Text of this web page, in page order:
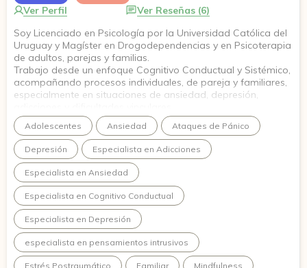
Ver Perfil
Ver Reseñas (6)
Soy Licenciado en Psicología por la Universidad Católica del
Uruguay y Magíster en Drogodependencias y en Psicoterapia
de adultos, parejas y familias.
Trabajo desde un enfoque Cognitivo Conductual y Sistémico,
acompañando procesos individuales, de pareja y familiares,
especialmente en situaciones de ansiedad, depresión,
Te ofrezco un espacio de escucha, respeto y confianza,
donde podamos trabajar juntos para comprender lo que te
está pasando y empezar a construir cambios posibles y
sostenibles.
Adolescentes Ansiedad Ataques de Pánico
Depresión Especialista en Adicciones
Especialista en Ansiedad
Especialista en Cognitivo Conductual
Especialista en Depresión
especialista en pensamientos intrusivos
Estrés Postraumático Familiar Mindfulness